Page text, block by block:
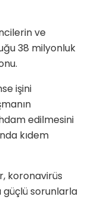
ve
38 milyonluk
işini
edilmesini
kıdem
koronavirüs
sorunlarla